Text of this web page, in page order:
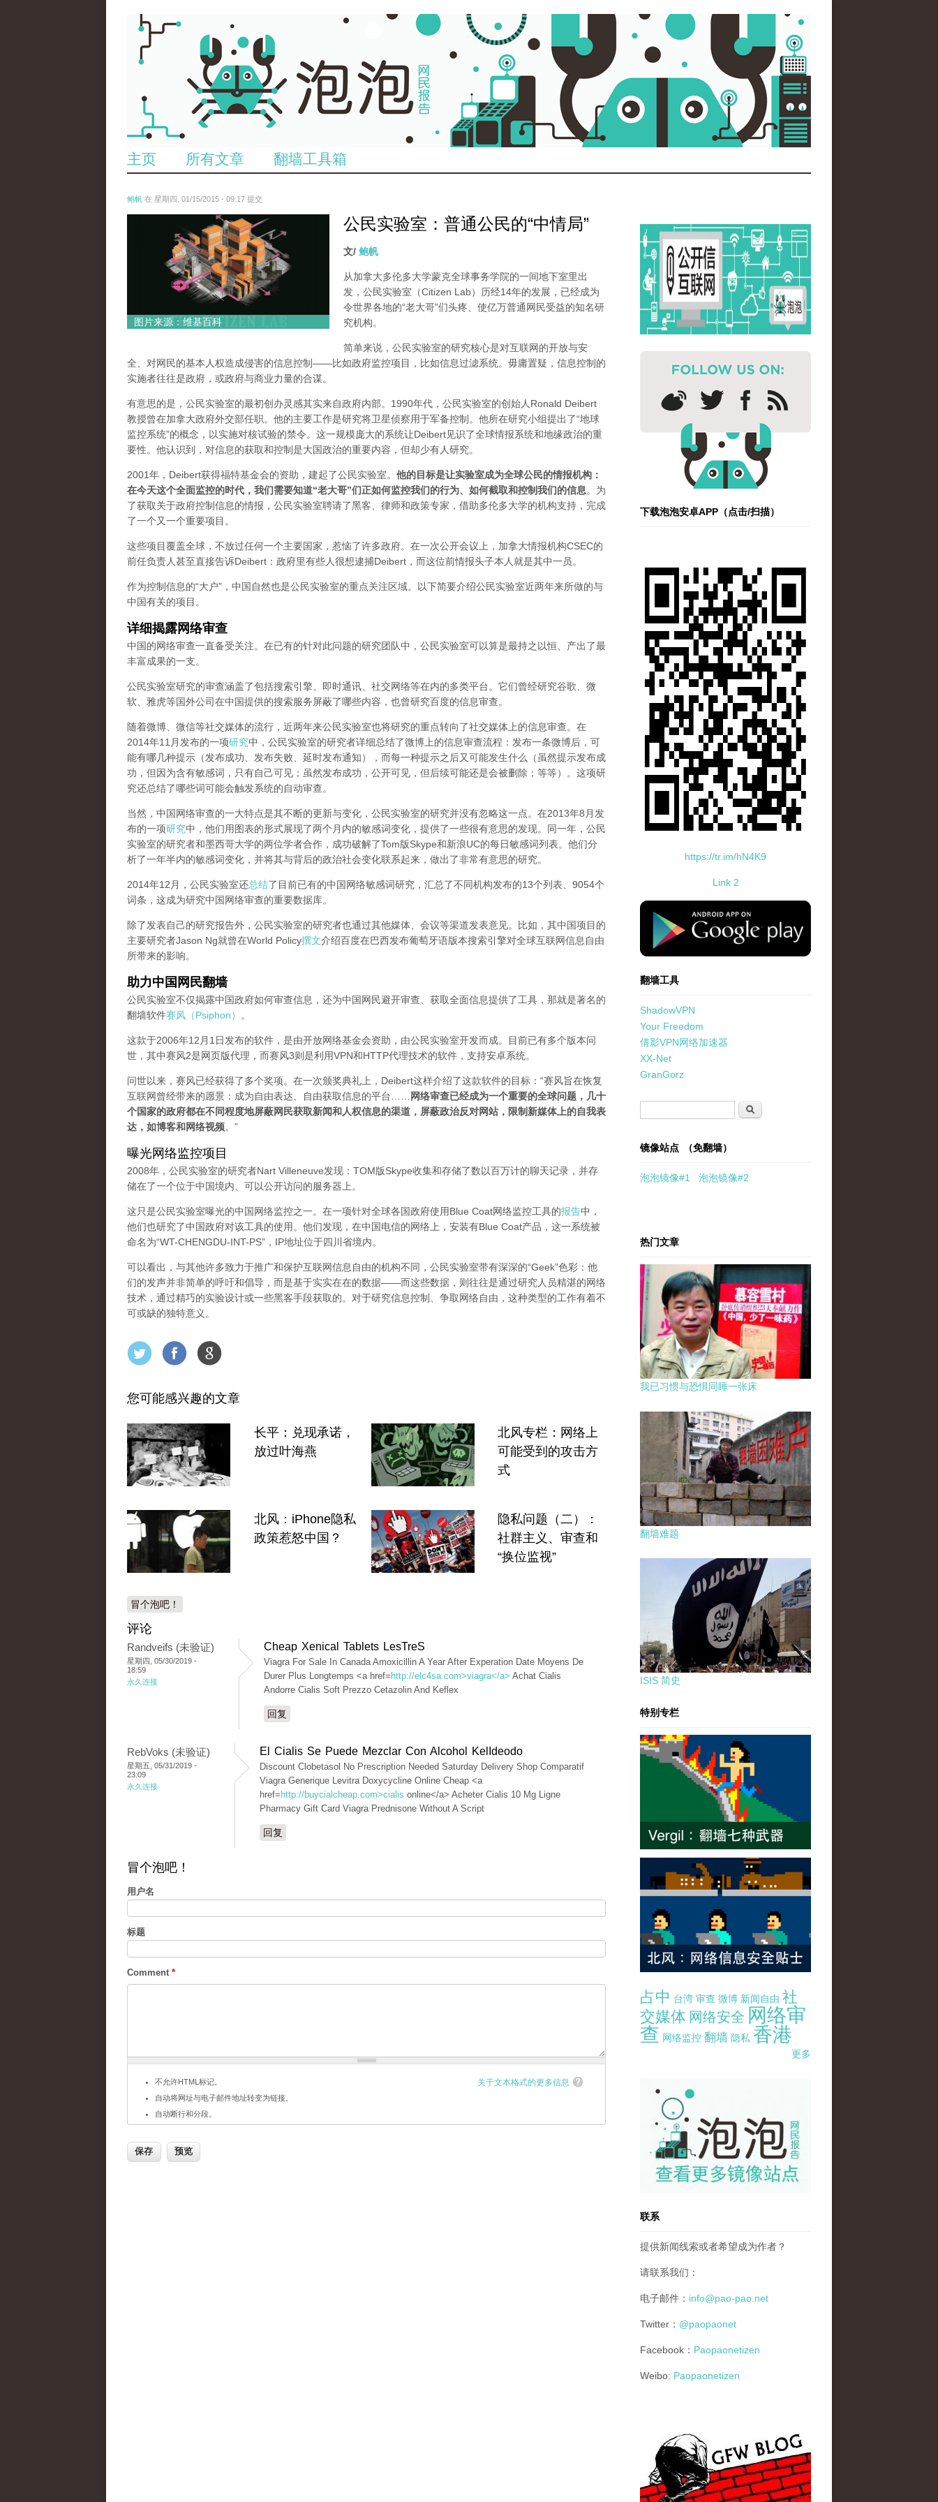
主页 所有文章 翻墙工具箱
鲍帆 在 星期四, 01/15/2015 - 09:17 提交
图片来源：维基百科
公民实验室：普通公民的“中情局”
文/ 鲍帆
从加拿大多伦多大学蒙克全球事务学院的一间地下室里出
发，公民实验室（Citizen Lab）历经14年的发展，已经成为
令世界各地的“老大哥”们头疼、使亿万普通网民受益的知名研
究机构。
简单来说，公民实验室的研究核心是对互联网的开放与安
全、对网民的基本人权造成侵害的信息控制——比如政府监控项目，比如信息过滤系统。毋庸置疑，信息控制的
实施者往往是政府，或政府与商业力量的合谋。
有意思的是，公民实验室的最初创办灵感其实来自政府内部。1990年代，公民实验室的创始人Ronald Deibert
教授曾在加拿大政府外交部任职。他的主要工作是研究将卫星侦察用于军备控制。他所在研究小组提出了“地球
监控系统”的概念，以实施对核试验的禁令。这一规模庞大的系统让Deibert见识了全球情报系统和地缘政治的重
要性。他认识到，对信息的获取和控制是大国政治的重要内容，但却少有人研究。
2001年，Deibert获得福特基金会的资助，建起了公民实验室。 他的目标是让实验室成为全球公民的情报机构：
在今天这个全面监控的时代，我们需要知道“老大哥”们正如何监控我们的行为、如何截取和控制我们的信息。为
了获取关于政府控制信息的情报，公民实验室聘请了黑客、律师和政策专家，借助多伦多大学的机构支持，完成
了一个又一个重要项目。
这些项目覆盖全球，不放过任何一个主要国家，惹恼了许多政府。在一次公开会议上，加拿大情报机构CSEC的
前任负责人甚至直接告诉Deibert：政府里有些人很想逮捕Deibert，而这位前情报头子本人就是其中一员。
作为控制信息的“大户”，中国自然也是公民实验室的重点关注区域。以下简要介绍公民实验室近两年来所做的与
中国有关的项目。
详细揭露网络审查
中国的网络审查一直备受关注。在已有的针对此问题的研究团队中，公民实验室可以算是最持之以恒、产出了最
丰富成果的一支。
公民实验室研究的审查涵盖了包括搜索引擎、即时通讯、社交网络等在内的多类平台。它们曾经研究谷歌、微
软、雅虎等国外公司在中国提供的搜索服务屏蔽了哪些内容，也曾研究百度的信息审查。
随着微博、微信等社交媒体的流行，近两年来公民实验室也将研究的重点转向了社交媒体上的信息审查。在
2014年11月发布的一项研究中，公民实验室的研究者详细总结了微博上的信息审查流程：发布一条微博后，可
能有哪几种提示（发布成功、发布失败、延时发布通知），而每一种提示之后又可能发生什么（虽然提示发布成
功，但因为含有敏感词，只有自己可见；虽然发布成功，公开可见，但后续可能还是会被删除；等等）。这项研
究还总结了哪些词可能会触发系统的自动审查。
当然，中国网络审查的一大特点是其不断的更新与变化，公民实验室的研究并没有忽略这一点。在2013年8月发
布的一项研究中，他们用图表的形式展现了两个月内的敏感词变化，提供了一些很有意思的发现。同一年，公民
实验室的研究者和墨西哥大学的两位学者合作，成功破解了Tom版Skype和新浪UC的每日敏感词列表。他们分
析了一年半内的敏感词变化，并将其与背后的政治社会变化联系起来，做出了非常有意思的研究。
2014年12月，公民实验室还总结了目前已有的中国网络敏感词研究，汇总了不同机构发布的13个列表、9054个
词条，这成为研究中国网络审查的重要数据库。
除了发表自己的研究报告外，公民实验室的研究者也通过其他媒体、会议等渠道发表意见。比如，其中国项目的
主要研究者Jason Ng就曾在World Policy撰文介绍百度在巴西发布葡萄牙语版本搜索引擎对全球互联网信息自由
所带来的影响。
助力中国网民翻墙
公民实验室不仅揭露中国政府如何审查信息，还为中国网民避开审查、获取全面信息提供了工具，那就是著名的
翻墙软件赛风（Psiphon） 。
这款于2006年12月1日发布的软件，是由开放网络基金会资助，由公民实验室开发而成。目前已有多个版本问
世，其中赛风2是网页版代理，而赛风3则是利用VPN和HTTP代理技术的软件，支持安卓系统。
问世以来，赛风已经获得了多个奖项。在一次颁奖典礼上，Deibert这样介绍了这款软件的目标：“赛风旨在恢复
互联网曾经带来的愿景：成为自由表达、自由获取信息的平台……
网络审查已经成为一个重要的全球问题，几十
个国家的政府都在不同程度地屏蔽网民获取新闻和人权信息的渠道，屏蔽政治反对网站，限制新媒体上的自我表
达，如博客和网络视频。”
曝光网络监控项目
2008年，公民实验室的研究者Nart Villeneuve发现：TOM版Skype收集和存储了数以百万计的聊天记录，并存
储在了一个位于中国境内、可以公开访问的服务器上。
这只是公民实验室曝光的中国网络监控之一。在一项针对全球各国政府使用Blue Coat网络监控工具的报告中，
他们也研究了中国政府对该工具的使用。他们发现，在中国电信的网络上，安装有Blue Coat产品，这一系统被
命名为“WT-CHENGDU-INT-PS”，IP地址位于四川省境内。
可以看出，与其他许多致力于推广和保护互联网信息自由的机构不同，公民实验室带有深深的“Geek”色彩：他
们的发声并非简单的呼吁和倡导，而是基于实实在在的数据——而这些数据，则往往是通过研究人员精湛的网络
技术，通过精巧的实验设计或一些黑客手段获取的。对于研究信息控制、争取网络自由，这种类型的工作有着不
可或缺的独特意义。
您可能感兴趣的文章
长平：兑现承诺，
放过叶海燕
北风专栏：网络上
可能受到的攻击方
式
北风：iPhone隐私
政策惹怒中国？
隐私问题（二）：
社群主义、审查和
“换位监视”
冒个泡吧！
评论
Randveifs (未验证)
星期四, 05/30/2019 -
18:59
永久连接
Cheap Xenical Tablets LesTreS
Viagra For Sale In Canada Amoxicillin A Year After Experation Date Moyens De
Durer Plus Longtemps <a href= http://elc4sa.com>viagra</a> Achat Cialis
Andorre Cialis Soft Prezzo Cetazolin And Keflex
回复
RebVoks (未验证)
星期五, 05/31/2019 -
23:09
永久连接
El Cialis Se Puede Mezclar Con Alcohol KelIdeodo
Discount Clobetasol No Prescription Needed Saturday Delivery Shop Comparatif
Viagra Generique Levitra Doxycycline Online Cheap <a
href= http://buycialcheap.com>cialis online</a> Acheter Cialis 10 Mg Ligne
Pharmacy Gift Card Viagra Prednisone Without A Script
回复
冒个泡吧！
用户名
标题
Comment *
关于文本格式的更多信息
不允许HTML标记。
自动将网址与电子邮件地址转变为链接。
自动断行和分段。
下载泡泡安卓APP（点击/扫描）
https://tr.im/hN4K9
Link 2
standard-icon-googleplay-app-store.png
翻墙工具
ShadowVPN
Your Freedom
倩影VPN网络加速器
XX-Net
GranGorz
搜索
镜像站点 （免翻墙）
泡泡镜像#1 泡泡镜像#2
热门文章
我已习惯与恐惧同睡一张床
翻墙难题
ISIS 简史
特别专栏
占中 台湾 审查 微博 新闻自由 社
交媒体 网络安全 网络审
查 网络监控 翻墙 隐私 香港
更多
pao-pao-banner-mirror-site-120814.jpg
联系
提供新闻线索或者希望成为作者？
请联系我们：
电子邮件： info@pao-pao.net
Twitter： @paopaonet
Facebook： Paopaonetizen
Weibo: Paopaonetizen
gfw_blog_small.jpg